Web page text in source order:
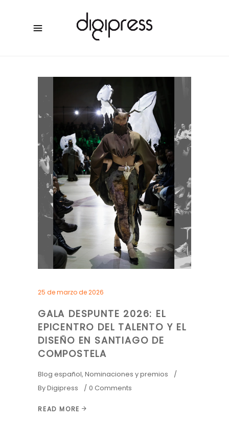
25 de marzo de 2026
GALA DESPUNTE 2026: EL
EPICENTRO DEL TALENTO Y EL
DISEÑO EN SANTIAGO DE
COMPOSTELA
Blog español, Nominaciones y premios
ByDigipress 0 Comments
READ MORE